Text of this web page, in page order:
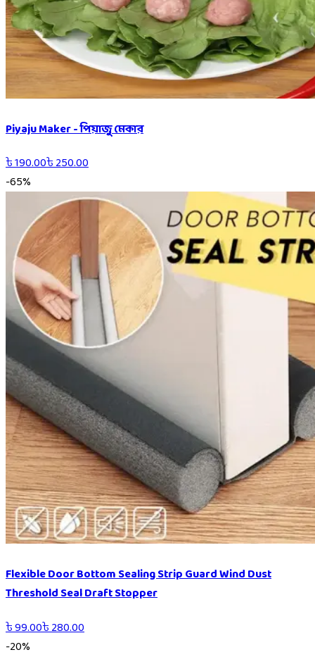
Piyaju Maker - পিয়াজু মেকার
৳190.00৳250.00
-65%
Flexible Door Bottom Sealing Strip Guard Wind Dust
Threshold Seal Draft Stopper
৳99.00৳280.00
-20%